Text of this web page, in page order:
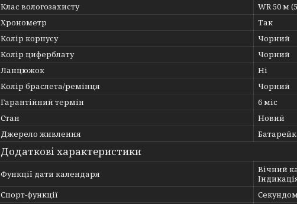
Клас вологозахисту
WR 50 м
Хронометр
Так
Колір корпусу
Чорний
Колір циферблату
Чорний
Ланцюжок
Ні
Колір браслета/ремінця
Чорний
Гарантійний термін
6 міс
Стан
Новий
Джерело живлення
Додаткові характеристики
Функції дати календаря
Вічний
Спорт-функції